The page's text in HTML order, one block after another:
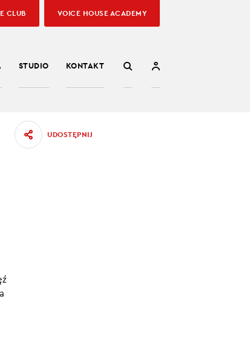
STUDIO KONTAKT
CLUB VOICE HOUSE ACADEMY
34:46
UDOSTĘPNIJ